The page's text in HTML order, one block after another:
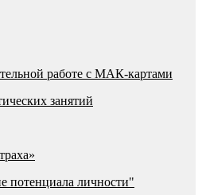
работе с МАК-картами
занятий
потенциала личности"